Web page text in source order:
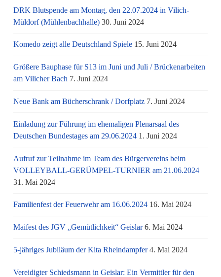
DRK Blutspende am Montag, den 22.07.2024 in Vilich-
Müldorf (Mühlenbachhalle) 30. Juni 2024
Komedo zeigt alle Deutschland Spiele 15. Juni 2024
Größere Bauphase für S13 im Juni und Juli / Brü­cken­ar­bei­ten
am Vi­li­cher Bach 7. Juni 2024
Neue Bank am Bücherschrank / Dorfplatz 7. Juni 2024
Einladung zur Führung im ehemaligen Plenarsaal des
Deutschen Bundestages am 29.06.2024 1. Juni 2024
Aufruf zur Teilnahme im Team des Bürgervereins beim
VOLLEYBALL-GERÜMPEL-TURNIER am 21.06.2024
31. Mai 2024
Familienfest der Feuerwehr am 16.06.2024 16. Mai 2024
Maifest des JGV „Gemütlichkeit“ Geislar 6. Mai 2024
5-jähriges Jubiläum der Kita Rheindampfer 4. Mai 2024
Vereidigter Schiedsmann in Geislar: Ein Vermittler für den